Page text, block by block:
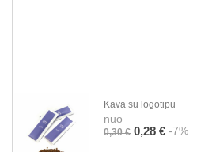
Kava su logotipu
nuo
0,30 € 0,28 € -7%